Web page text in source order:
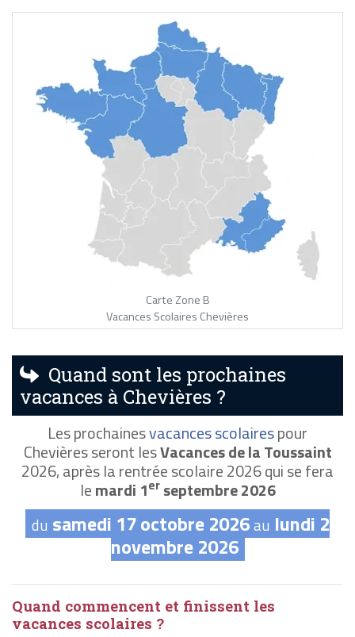
Carte Zone B
Vacances Scolaires Chevières
Quand sont les prochaines
vacances à Chevières ?
Les prochainesvacances scolairespour
Chevières seront lesVacances de la Toussaint
2026, après la rentrée scolaire 2026 qui se fera
lemardi 1erseptembre 2026
du samedi 17 octobre 2026au lundi 2
novembre 2026
Quand commencent et finissent les
vacances scolaires ?